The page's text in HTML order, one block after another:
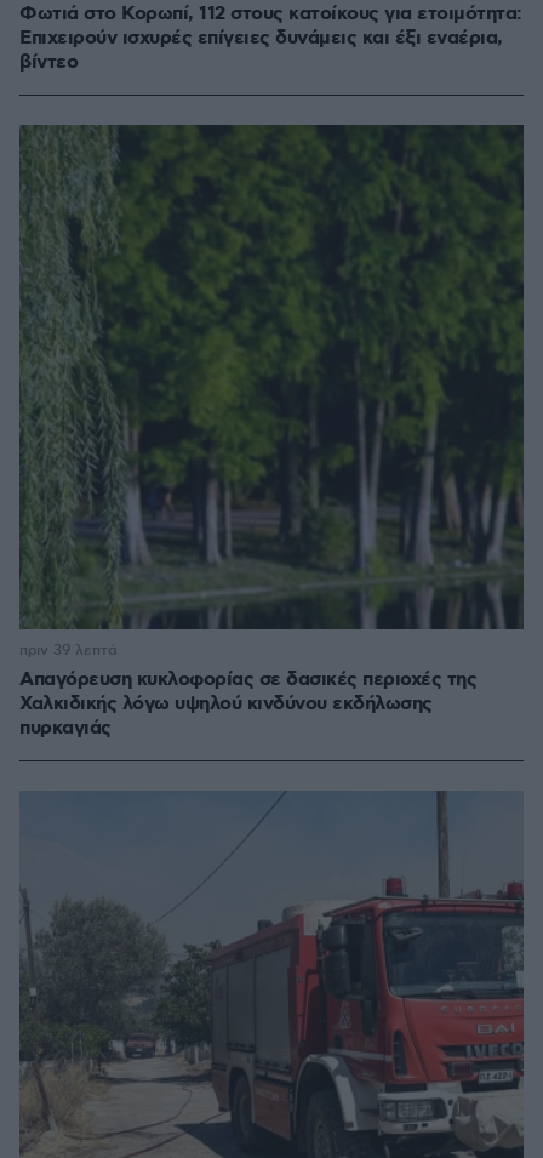
Φωτιά στο Κορωπί, 112 στους κατοίκους για ετοιμότητα:
Επιχειρούν ισχυρές επίγειες δυνάμεις και έξι εναέρια,
βίντεο
Απαγόρευση κυκλοφορίας σε δασικές περιοχές της
Χαλκιδικής λόγω υψηλού κινδύνου εκδήλωσης
πυρκαγιάς
πριν 39 λεπτά